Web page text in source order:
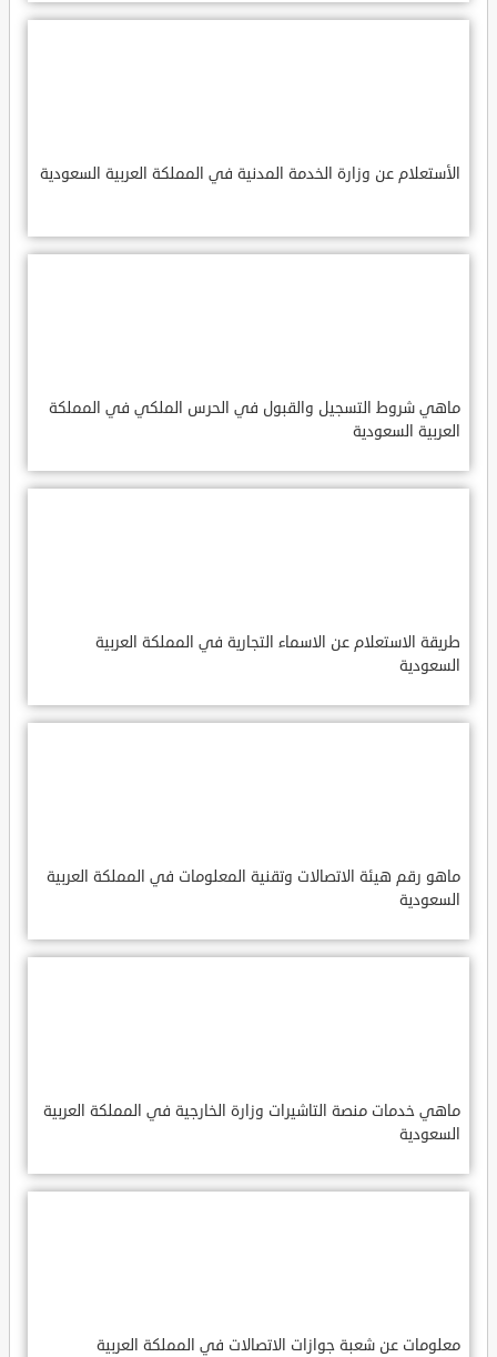
الأستعلام عن وزارة الخدمة المدنية في المملكة العربية السعودية
ماهي شروط التسجيل والقبول في الحرس الملكي في المملكة
العربية السعودية
طريقة الاستعلام عن الاسماء التجارية في المملكة العربية
السعودية
ماهو رقم هيئة الاتصالات وتقنية المعلومات في المملكة العربية
السعودية
ماهي خدمات منصة التاشيرات وزارة الخارجية في المملكة العربية
السعودية
معلومات عن شعبة جوازات الاتصالات في المملكة العربية